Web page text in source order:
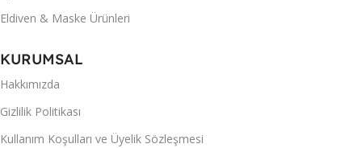
Eldiven & Maske Ürünleri
KURUMSAL
Hakkımızda
Gizlilik Politikası
Kullanım Koşulları ve Üyelik Sözleşmesi